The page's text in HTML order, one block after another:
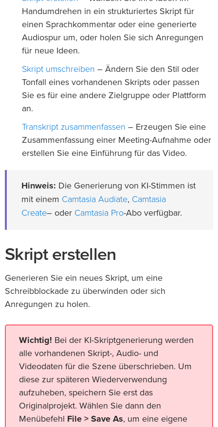
Handumdrehen in ein strukturiertes Skript für
einen Sprachkommentar oder eine generierte
Audiospur um, oder holen Sie sich Anregungen
für neue Ideen.
Skript umschreiben – Ändern Sie den Stil oder
Tonfall eines vorhandenen Skripts oder passen
Sie es für eine andere Zielgruppe oder Plattform
an.
Transkript zusammenfassen – Erzeugen Sie eine
Zusammenfassung einer Meeting-Aufnahme oder
erstellen Sie eine Einführung für das Video.
Hinweis: Die Generierung von KI-Stimmen ist
mit einem Camtasia Audiate, Camtasia
Create– oder Camtasia Pro-Abo verfügbar.
Skript erstellen
Generieren Sie ein neues Skript, um eine
Schreibblockade zu überwinden oder sich
Anregungen zu holen.
Wichtig! Bei der KI-Skriptgenerierung werden
alle vorhandenen Skript-, Audio- und
Videodaten für die Szene überschrieben. Um
diese zur späteren Wiederverwendung
aufzuheben, speichern Sie erst das
Originalprojekt. Wählen Sie dann den
Menübefehl
File > Save As, um eine eigene